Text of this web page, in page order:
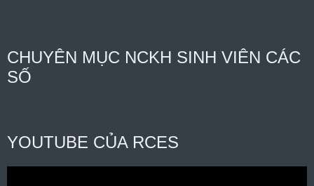
CHUYÊN MỤC NCKH SINH VIÊN CÁC
SỐ
YOUTUBE CỦA RCES